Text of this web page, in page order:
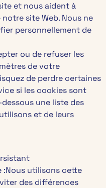
et nous aident à
site Web. Nous ne
personnellement de
ou de refuser les
de votre
de perdre certaines
si les cookies sont
une liste des
et de leurs
utilisons cette
des différences